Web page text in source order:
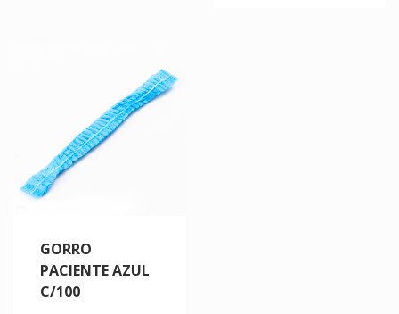
GORRO
PACIENTE AZUL
C/100